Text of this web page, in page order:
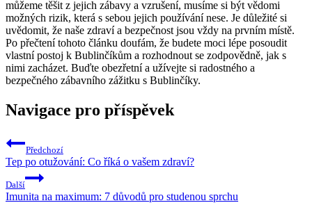
můžeme těšit z jejich zábavy a vzrušení, musíme si být vědomi
možných rizik, která s sebou jejich používání nese. Je důležité si
uvědomit, že naše zdraví a bezpečnost jsou vždy na prvním místě.
Po přečtení tohoto článku doufám, že budete moci lépe posoudit
vlastní postoj k Bublinčíkům a rozhodnout se zodpovědně, jak s
nimi zacházet. Buďte obezřetní a užívejte si radostného a
bezpečného zábavního zážitku s Bublinčíky.
Navigace pro příspěvek
Předchozí
Tep po otužování: Co říká o vašem zdraví?
Další
Imunita na maximum: 7 důvodů pro studenou sprchu